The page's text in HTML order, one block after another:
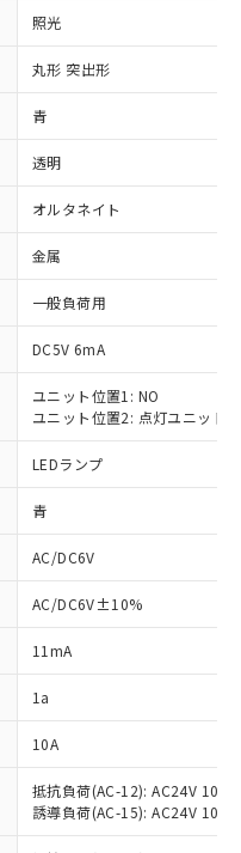
照光
丸形 突出形
青
透明
オルタネイト
金属
一般負荷用
DC5V 6mA
ユニット位置1: NO
ユニット位置2: 点灯ユニット
LEDランプ
青
AC/DC6V
AC/DC6V±10%
11mA
1a
10A
抵抗負荷(AC-12): AC24V 10A/
誘導負荷(AC-15): AC24V
き、同意のうえ
制御機器事業取扱
よび標準価格
ただくもので
扱商品の中には、
となる商品もある
供可能な商品で
10物質）の非含
える予定のある
令（10物質）の
対応品を出す予
令（10物質）の
または確認中の
ど無形物で、有
品です。
含有部品として
が中国RoHSの
します。
率が中国RoHSの